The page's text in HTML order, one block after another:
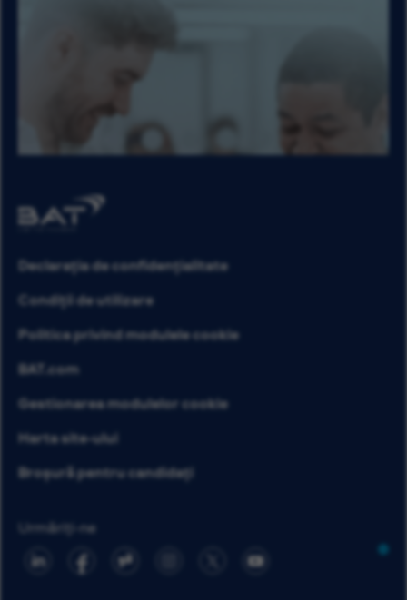
Declarația de confidențialitate
Condiții de utilizare
Politica privind modulele cookie
BAT.com
Gestionarea modulelor cookie
Harta site-ului
Broșură pentru candidați
Urmăriți-ne